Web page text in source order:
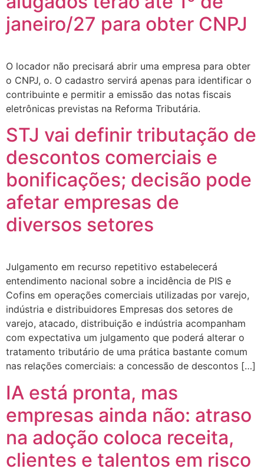
janeiro/27 para obter CNPJ
O locador não precisará abrir uma empresa para obter
o CNPJ, o. O cadastro servirá apenas para identificar o
contribuinte e permitir a emissão das notas fiscais
eletrônicas previstas na Reforma Tributária.
STJ vai definir tributação de
descontos comerciais e
bonificações; decisão pode
afetar empresas de
diversos setores
Julgamento em recurso repetitivo estabelecerá
entendimento nacional sobre a incidência de PIS e
Cofins em operações comerciais utilizadas por varejo,
indústria e distribuidores Empresas dos setores de
varejo, atacado, distribuição e indústria acompanham
com expectativa um julgamento que poderá alterar o
tratamento tributário de uma prática bastante comum
nas relações comerciais: a concessão de descontos […]
IA está pronta, mas
empresas ainda não: atraso
na adoção coloca receita,
clientes e talentos em risco